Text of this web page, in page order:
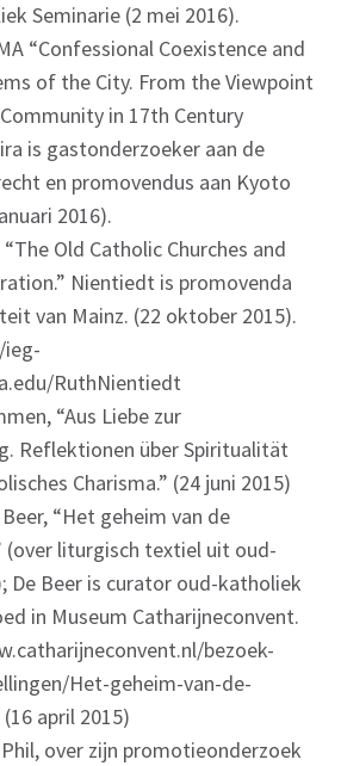
Seminarie (2 mei 2016).
“Confessional Coexistence and
of the City. From the Viewpoint
in 17th Century
is gastonderzoeker aan de
en promovendus aan Kyoto
2016).
Old Catholic Churches and
Nientiedt is promovenda
van Mainz. (22 oktober 2015).
RuthNientiedt
“Aus Liebe zur
Reflektionen über Spiritualität
Charisma.” (24 juni 2015)
“Het geheim van de
(over liturgisch textiel uit oud-
De Beer is curator oud-katholiek
in Museum Catharijneconvent.
bezoek-
Het-geheim-van-de-
april 2015)
over zijn promotieonderzoek